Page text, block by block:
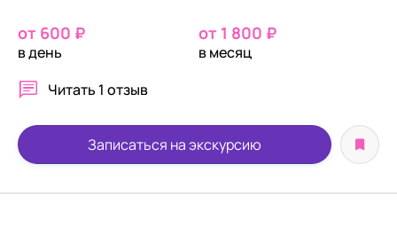
от 600 ₽
в день
от 1 800 ₽
в месяц
Читать 1 отзыв
Записаться на экскурсию